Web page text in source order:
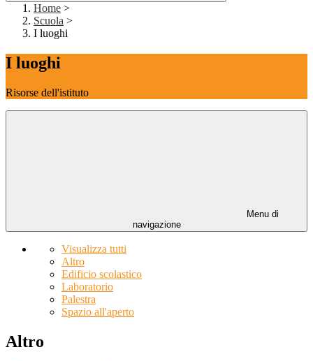
Home >
Scuola >
I luoghi
I luoghi
Risorse dell'istituto
Menu di
navigazione
Visualizza tutti
Altro
Edificio scolastico
Laboratorio
Palestra
Spazio all'aperto
Altro